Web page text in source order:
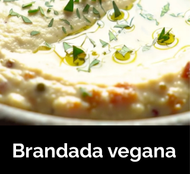
Brandada vegana